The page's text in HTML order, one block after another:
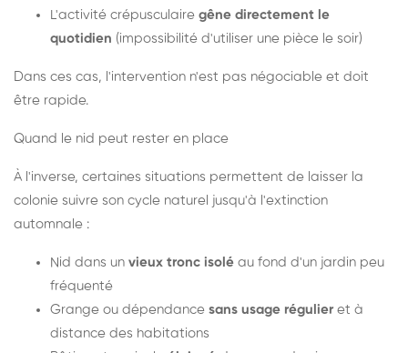
L'activité crépusculaire gêne directement le
quotidien (impossibilité d'utiliser une pièce le soir)
Dans ces cas, l'intervention n'est pas négociable et doit
être rapide.
Quand le nid peut rester en place
À l'inverse, certaines situations permettent de laisser la
colonie suivre son cycle naturel jusqu'à l'extinction
automnale :
Nid dans un vieux tronc isolé au fond d'un jardin peu
fréquenté
Grange ou dépendance sans usage régulier et à
distance des habitations